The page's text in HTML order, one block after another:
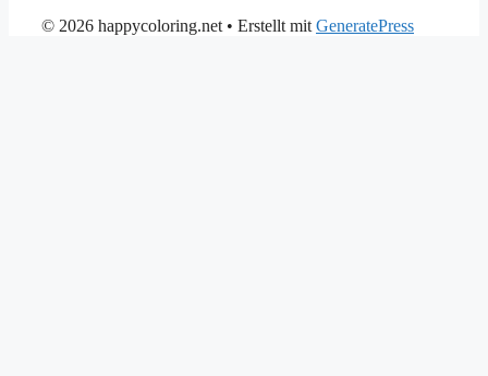
© 2026 happycoloring.net • Erstellt mit GeneratePress